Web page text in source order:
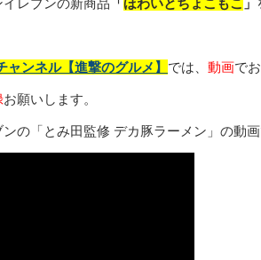
レブンの新商品 「ほわいとちょこもこ 」
ンネル【進撃のグルメ】 では、 動画で
お願いします。
の「とみ田監修 デカ豚ラーメン」の動画